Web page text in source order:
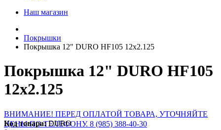
Наш магазин
Покрышки
Покрышка 12" DURO HF105 12x2.125
Покрышка 12" DURO HF105
12x2.125
ВНИМАНИЕ! ПЕРЕД ОПЛАТОЙ ТОВАРА, УТОЧНЯЙТЕ
ЦЕНЫ ПО ТЕЛЕФОНУ. 8 (985) 388-40-30
Код товара: DURO